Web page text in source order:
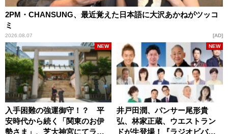
2PM・CHANSUNG、最近覚えた日本語に大沢あかねがツッコ
ミ
2026.08.07 AD
入手困難の強運御守！？ 平
安時代から続く「関東のお伊
勢さま」、芝大神宮にてラン
NEW
井戸田潤、パンサー尾形貴
弘、林家正蔵、ウエストラン
ドが生登場！『ラジオビバリ
NEW